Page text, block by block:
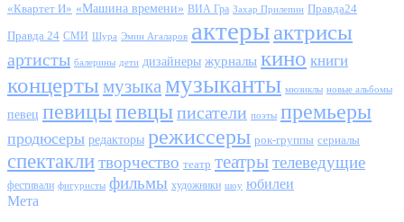
«Квартет И» «Машина времени» ВИА Гра Захар Прилепин Правда24
Правда 24 СМИ Шура Эмин Агаларов актерыактрисы
артисты балерины дети дизайнеры журналы кино книги
концерты музыка музыканты мюзиклы новые альбомы
певец певицыпевцыписатели поэты премьеры
продюсеры редакторы режиссеры рок-группы сериалы
спектаклитворчество театр театрытелеведущие
фестивали фигуристы фильмы художники шоу юбилеи
Мета